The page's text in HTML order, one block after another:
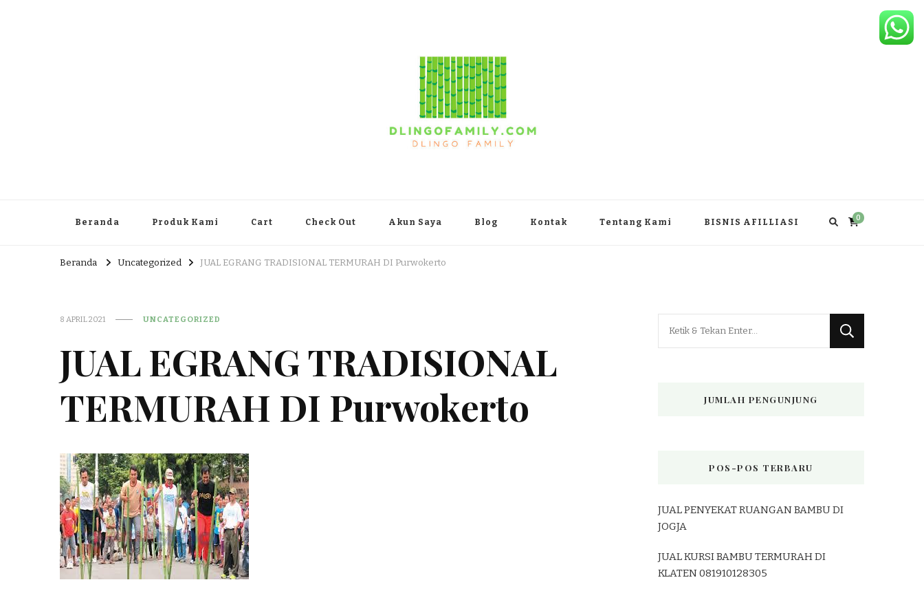
Beranda Produk Kami Cart Check Out Akun Saya Blog Kontak Tentang Kami BISNIS AFILLIASI 0
Beranda Uncategorized JUAL EGRANG TRADISIONAL TERMURAH DI Purwokerto
8 APRIL 2021 UNCATEGORIZED
JUAL EGRANG TRADISIONAL
TERMURAH DI Purwokerto
JUMLAH PENGUNJUNG
POS-POS TERBARU
JUAL PENYEKAT RUANGAN BAMBU DI
JOGJA
JUAL KURSI BAMBU TERMURAH DI
KLATEN 081910128305